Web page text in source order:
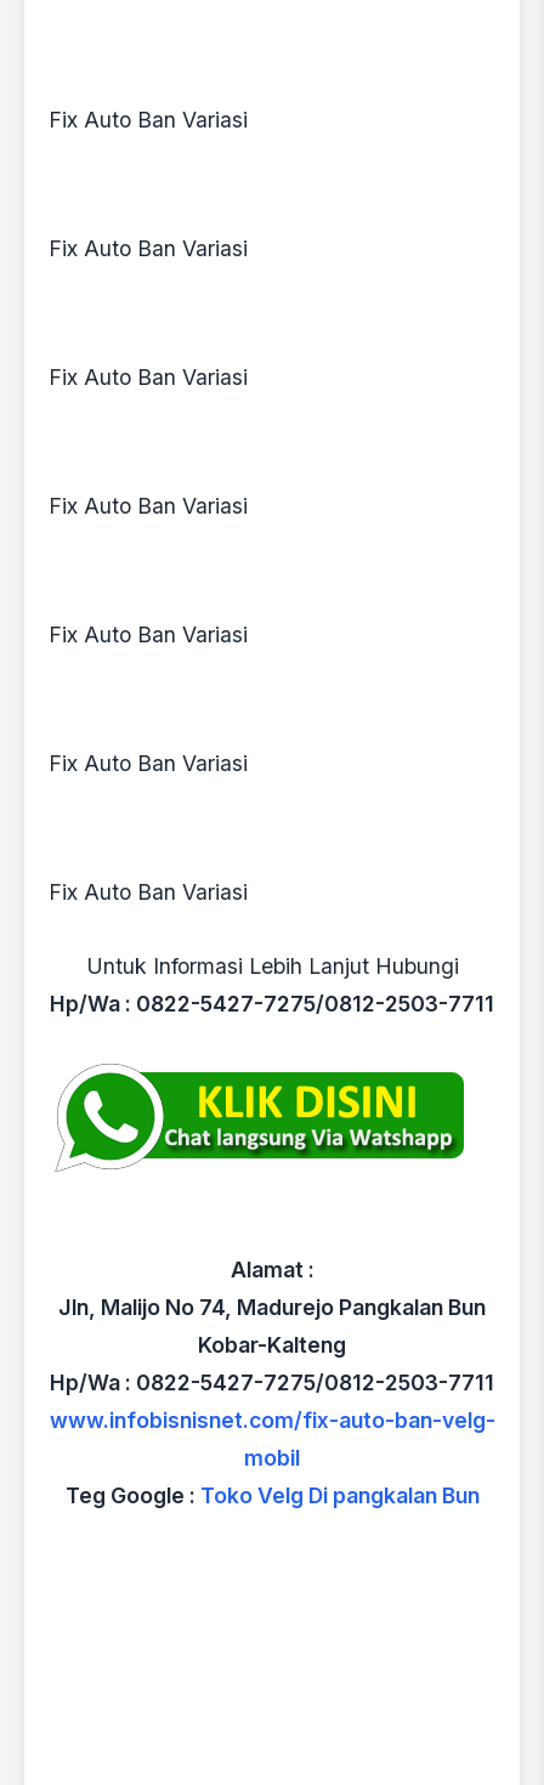
Fix Auto Ban Variasi
Fix Auto Ban Variasi
Fix Auto Ban Variasi
Fix Auto Ban Variasi
Fix Auto Ban Variasi
Fix Auto Ban Variasi
Fix Auto Ban Variasi
Untuk Informasi Lebih Lanjut Hubungi
Hp/Wa : 0822-5427-7275/0812-2503-7711
Alamat :
Jln, Malijo No 74, Madurejo Pangkalan Bun
Kobar-Kalteng
Hp/Wa : 0822-5427-7275/0812-2503-7711
www.infobisnisnet.com/fix-auto-ban-velg-
mobil
Teg Google : Toko Velg Di pangkalan Bun